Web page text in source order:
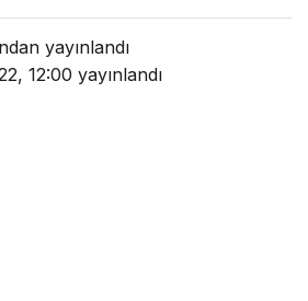
yayınlandı
12:00 yayınlandı